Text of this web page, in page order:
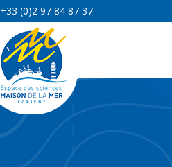
+33 (0)2 97 84 87 37